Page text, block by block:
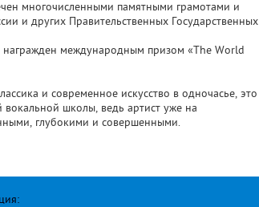
многочисленными памятными грамотами и
и других Правительственных Государственных
международным призом «The World
и современное искусство в одночасье, это
вокальной школы, ведь артист уже на
глубокими и совершенными.